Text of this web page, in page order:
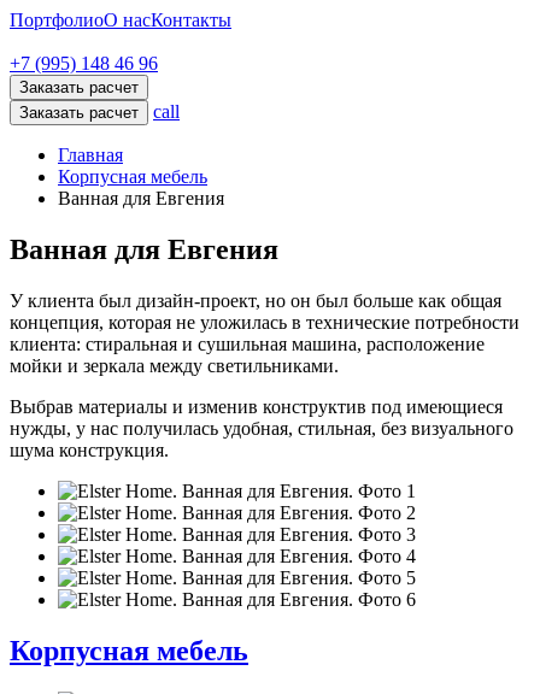
ПортфолиоО насКонтакты
+7 (995) 148 46 96
Заказать расчет
Заказать расчет
call
Главная
Корпусная мебель
Ванная для Евгения
Ванная для Евгения
У клиента был дизайн-проект, но он был больше как общая
концепция, которая не уложилась в технические потребности
клиента: стиральная и сушильная машина, расположение
мойки и зеркала между светильниками.
Выбрав материалы и изменив конструктив под имеющиеся
нужды, у нас получилась удобная, стильная, без визуального
шума конструкция.
Корпусная мебель